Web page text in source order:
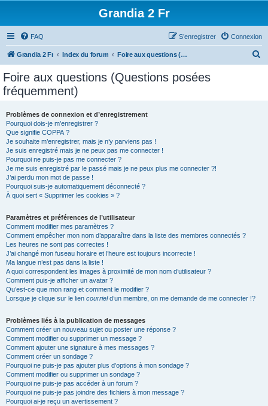
Grandia 2 Fr
FAQ Connexion
S’enregistrer
Grandia 2 Fr Index du forum Foire aux questions (Questions posées fréquemment)
Foire aux questions (Questions posées
fréquemment)
Problèmes de connexion et d’enregistrement
Pourquoi dois-je m’enregistrer ?
Que signifie COPPA ?
Je souhaite m’enregistrer, mais je n’y parviens pas !
Je suis enregistré mais je ne peux pas me connecter !
Pourquoi ne puis-je pas me connecter ?
Je me suis enregistré par le passé mais je ne peux plus me connecter ?!
J’ai perdu mon mot de passe !
Pourquoi suis-je automatiquement déconnecté ?
À quoi sert « Supprimer les cookies » ?
Paramètres et préférences de l’utilisateur
Comment modifier mes paramètres ?
Comment empêcher mon nom d’apparaître dans la liste des membres connectés ?
Les heures ne sont pas correctes !
J’ai changé mon fuseau horaire et l’heure est toujours incorrecte !
Ma langue n’est pas dans la liste !
A quoi correspondent les images à proximité de mon nom d’utilisateur ?
Comment puis-je afficher un avatar ?
Qu’est-ce que mon rang et comment le modifier ?
Lorsque je clique sur le lien courrield’un membre, on me demande de me connecter !?
Problèmes liés à la publication de messages
Comment créer un nouveau sujet ou poster une réponse ?
Comment modifier ou supprimer un message ?
Comment ajouter une signature à mes messages ?
Comment créer un sondage ?
Pourquoi ne puis-je pas ajouter plus d’options à mon sondage ?
Comment modifier ou supprimer un sondage ?
Pourquoi ne puis-je pas accéder à un forum ?
Pourquoi ne puis-je pas joindre des fichiers à mon message ?
Pourquoi ai-je reçu un avertissement ?